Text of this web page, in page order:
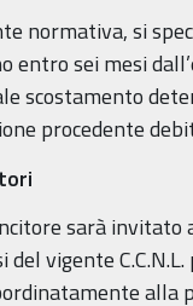
normativa, si
entro sei mesi
scostamento
procedente
sarà
vigente